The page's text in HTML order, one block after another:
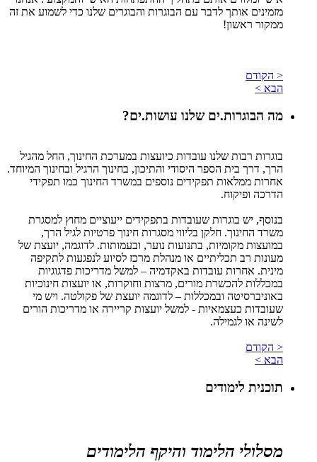
מזמינים אותך לדבר עם הבוגרות והבוגרים שלנו כדי לשמוע את זה
ממקור ראשון!
< הקודם
הבא >
מה הבוגרות.ים שלנו עושות.ים?
בוגרות רבות שלנו עובדות כיועצות במערכת החינוך, החל מהגיל
הרך, דרך בית הספר היסודי והתיכון, בחינוך הרגיל ובחינוך המיוחד.
אחרות ממלאות תפקידים נוספים במשרד החינוך כמו תפקידי
הדרכה ופיקוח.
בנוסף, יש בוגרות שעובדות בתפקידים ייעוציים מחוץ למסגרת
משרד החינוך. חלקן בליווי מסגרות חינוך פרטיות לגיל הרך,
במועצות מקומיות, בתנועות נוער, ובעמותות. לדוגמה, יועצת של
מעונות רב תכליתיים או מנהלת מרכז לסיוע לנפגעות לתקיפה
מינית. אחרות עובדות באקדמיה – למשל מדריכות פדגוגיות
במכללות להכשרת מורים, מרצות וחוקרות, או יועצות חינוכיות
באוניברסיטה ובמכללות – לדוגמה יועצת של פקולטה. ויש מי
שעובדות כעצמאיות - למשל יועצות קריירה או מדריכות הורים
לשינה או לגמילה.
< הקודם
הבא >
תוכנית לימודים
מסלולי הלימוד והיקף הלימודים